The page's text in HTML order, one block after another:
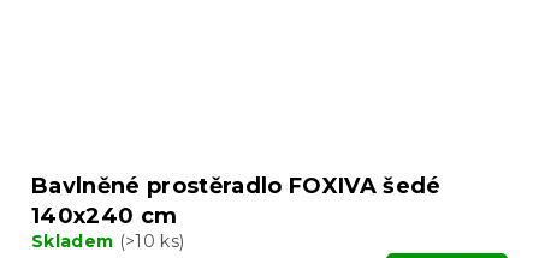
Bavlněné prostěradlo FOXIVA šedé
140x240 cm
Skladem (>10 ks)